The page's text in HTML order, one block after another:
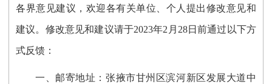
各界意见建议，欢迎各有关单位、个人提出修改意见和
建议。修改意见和建议请于2023年2月28日前通过以下方
式反馈：
一、邮寄地址：张掖市甘州区滨河新区发展大道中